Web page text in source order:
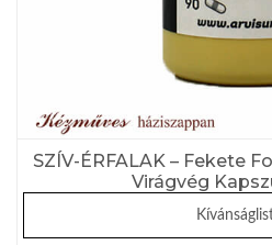
SZÍV-ÉRFALAK – Fekete
Virágvég